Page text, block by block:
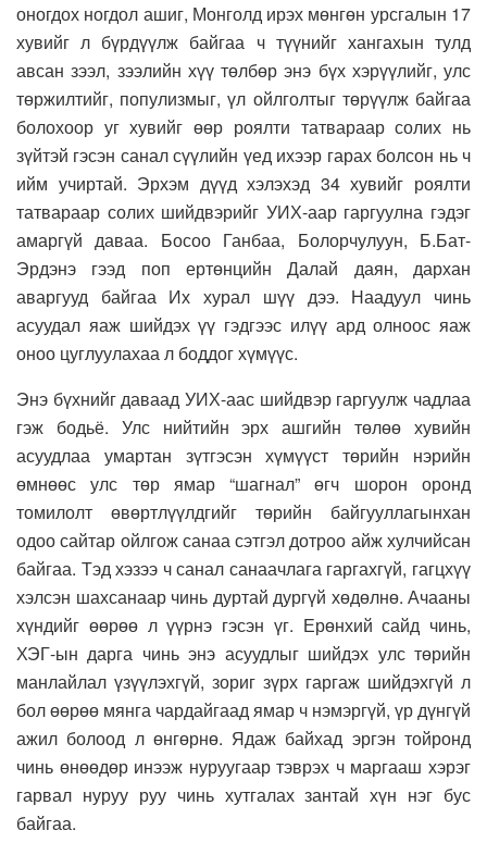
оногдох ногдол ашиг, Монголд ирэх мөнгөн урсгалын 17
хувийг л бүрдүүлж байгаа ч түүнийг хангахын тулд
авсан зээл, зээлийн хүү төлбөр энэ бүх хэрүүлийг, улс
төржилтийг, популизмыг, үл ойлголтыг төрүүлж байгаа
болохоор уг хувийг өөр роялти татвараар солих нь
зүйтэй гэсэн санал сүүлийн үед ихээр гарах болсон нь ч
ийм учиртай. Эрхэм дүүд хэлэхэд 34 хувийг роялти
татвараар солих шийдвэрийг УИХ-аар гаргуулна гэдэг
амаргүй даваа. Босоо Ганбаа, Болорчулуун, Б.Бат-
Эрдэнэ гээд поп ертөнцийн Далай даян, дархан
аваргууд байгаа Их хурал шүү дээ. Наадуул чинь
асуудал яаж шийдэх үү гэдгээс илүү ард олноос яаж
оноо цуглуулахаа л боддог хүмүүс.
Энэ бүхнийг даваад УИХ-аас шийдвэр гаргуулж чадлаа
гэж бодьё. Улс нийтийн эрх ашгийн төлөө хувийн
асуудлаа умартан зүтгэсэн хүмүүст төрийн нэрийн
өмнөөс улс төр ямар “шагнал” өгч шорон оронд
томилолт өвөртлүүлдгийг төрийн байгууллагынхан
одоо сайтар ойлгож санаа сэтгэл дотроо айж хулчийсан
байгаа. Тэд хэзээ ч санал санаачлага гаргахгүй, гагцхүү
хэлсэн шахсанаар чинь дуртай дургүй хөдөлнө. Ачааны
хүндийг өөрөө л үүрнэ гэсэн үг. Ерөнхий сайд чинь,
ХЭГ-ын дарга чинь энэ асуудлыг шийдэх улс төрийн
манлайлал үзүүлэхгүй, зориг зүрх гаргаж шийдэхгүй л
бол өөрөө мянга чардайгаад ямар ч нэмэргүй, үр дүнгүй
ажил болоод л өнгөрнө. Ядаж байхад эргэн тойронд
чинь өнөөдөр инээж нуруугаар тэврэх ч маргааш хэрэг
гарвал нуруу руу чинь хутгалах зантай хүн нэг бус
байгаа.